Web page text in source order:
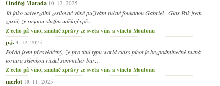
Ondřej Marada 10. 12. 2025
Já jako univerzální zesilovač vůně pužívám ručně foukanou Gabriel - Glas.Pak jsem
zjistil, že stejnou službu udělají opě…
Z čeho pít víno, smutné zprávy ze světa vína a viněta Moutonu
p.j. 4. 12. 2025
Pořád jsem přesvědčený, že pro titul typu world class pinot je bezpodmínečně nutná
tortura sklenkou riedel sommelier bur…
Z čeho pít víno, smutné zprávy ze světa vína a viněta Moutonu
merlot 10. 11. 2025